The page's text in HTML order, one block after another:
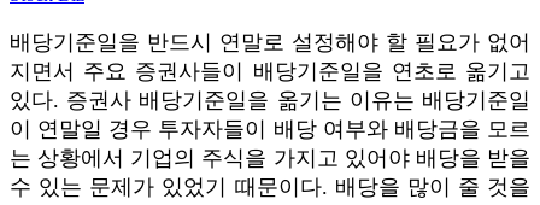
배당기준일을 반드시 연말로 설정해야 할 필요가 없어
지면서 주요 증권사들이 배당기준일을 연초로 옮기고
있다. 증권사 배당기준일을 옮기는 이유는 배당기준일
이 연말일 경우 투자자들이 배당 여부와 배당금을 모르
는 상황에서 기업의 주식을 가지고 있어야 배당을 받을
수 있는 문제가 있었기 때문이다. 배당을 많이 줄 것을